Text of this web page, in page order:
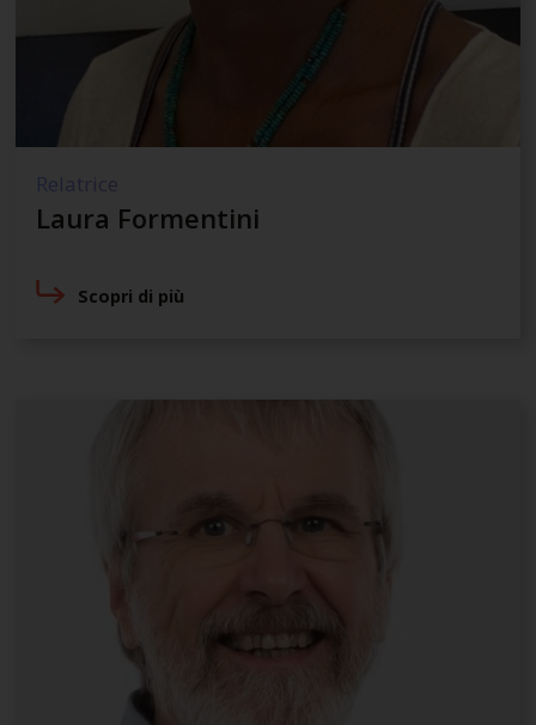
Relatrice
Laura Formentini
Scopri di più